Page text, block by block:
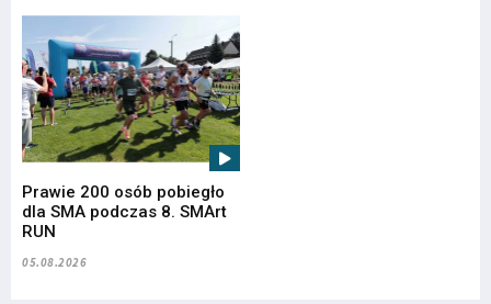
Prawie 200 osób pobiegło
dla SMA podczas 8. SMArt
RUN
05.08.2026